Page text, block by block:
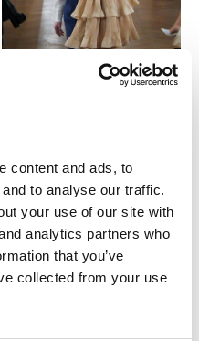
content and ads, to
to analyse our traffic.
your use of our site with
analytics partners who
that you’ve
collected from your use
14